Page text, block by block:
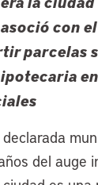
con
parcelas
del auge